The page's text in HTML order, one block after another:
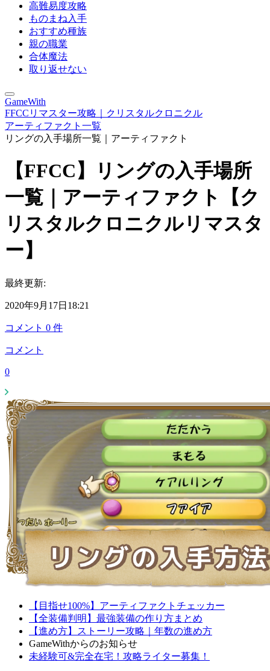
高難易度攻略
ものまね入手
おすすめ種族
親の職業
合体魔法
取り返せない
GameWith
FFCCリマスター攻略｜クリスタルクロニクル
アーティファクト一覧
リングの入手場所一覧｜アーティファクト
【FFCC】リングの入手場所
一覧｜アーティファクト【ク
リスタルクロニクルリマスタ
ー】
最終更新:
2020年9月17日18:21
コメント 0 件
コメント
0
【目指せ100%】アーティファクトチェッカー
【全装備判明】最強装備の作り方まとめ
【進め方】ストーリー攻略｜年数の進め方
GameWithからのお知らせ
未経験可&完全在宅！攻略ライター募集！